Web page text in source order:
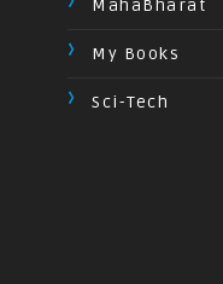
MahaBharat
My Books
Sci-Tech